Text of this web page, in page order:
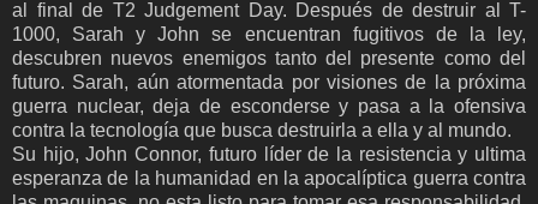
al final de T2 Judgement Day. Después de destruir al T-
1000, Sarah y John se encuentran fugitivos de la ley,
descubren nuevos enemigos tanto del presente como del
futuro. Sarah, aún atormentada por visiones de la próxima
guerra nuclear, deja de esconderse y pasa a la ofensiva
contra la tecnología que busca destruirla a ella y al mundo.
Su hijo, John Connor, futuro líder de la resistencia y ultima
esperanza de la humanidad en la apocalíptica guerra contra